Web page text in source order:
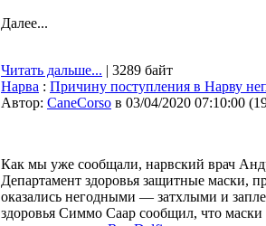
Далее...
Читать дальше... | 3289 байт
Нарва : Причину поступления в Нарву
Автор: CaneCorso в 03/04/2020 07:10:00 (
Как мы уже сообщали, нарвский врач
Департамент здоровья защитные маски,
оказались негодными — затхлыми и
здоровья Симмо Саар сообщил, что